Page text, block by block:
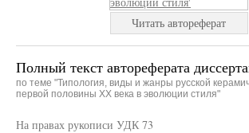
Читать автореферат
Полный текст автореферата
по теме "Типология, виды и жанры русской
первой половины XX века в эволюции стиля"
На правах рукописи УДК 73